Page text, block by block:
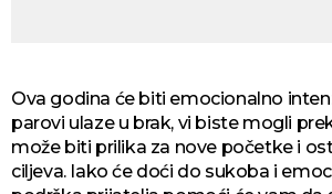
Ova godina će biti emocionalno
parovi ulaze u brak, vi biste mogli
može biti prilika za nove početke i
ciljeva. Iako će doći do sukoba i